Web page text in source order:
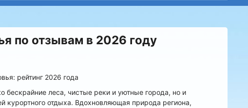
по отзывам в 2026 году
рейтинг 2026 года
бескрайние леса, чистые реки и уютные города, но и
курортного отдыха. Вдохновляющая природа региона,